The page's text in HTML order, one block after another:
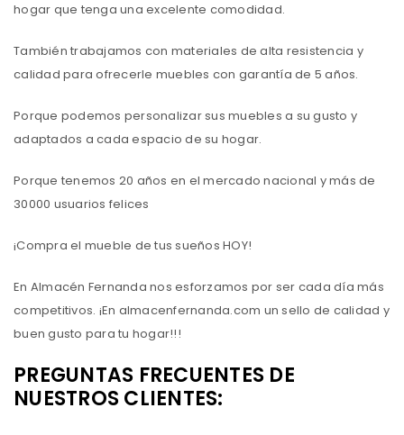
hogar que tenga una excelente comodidad.
También trabajamos con materiales de alta resistencia y
calidad para ofrecerle muebles con garantía de 5 años.
Porque podemos personalizar sus muebles a su gusto y
adaptados a cada espacio de su hogar.
Porque tenemos 20 años en el mercado nacional y más de
30000 usuarios felices
¡Compra el mueble de tus sueños HOY!
En Almacén Fernanda nos esforzamos por ser cada día más
competitivos. ¡En almacenfernanda.com un sello de calidad y
buen gusto para tu hogar!!!
PREGUNTAS FRECUENTES DE
NUESTROS CLIENTES: